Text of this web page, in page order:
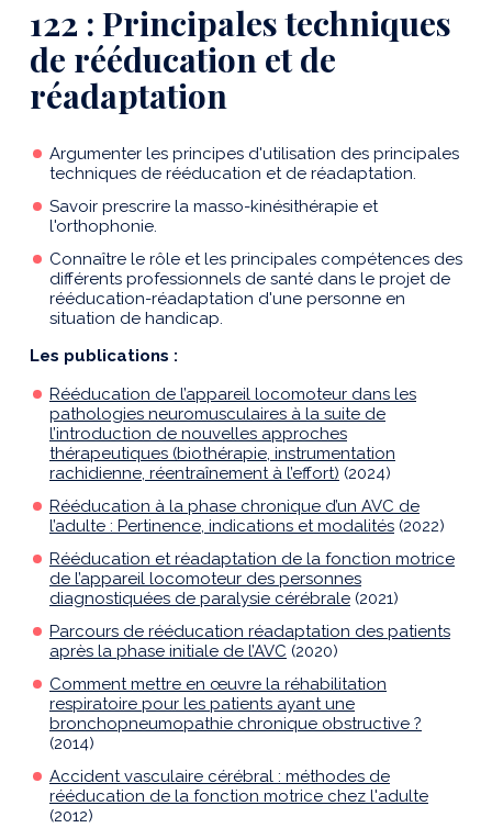
122 : Principales techniques
de rééducation et de
réadaptation
Argumenter les principes d'utilisation des principales
techniques de rééducation et de réadaptation.
Savoir prescrire la masso-kinésithérapie et
l'orthophonie.
Connaître le rôle et les principales compétences des
différents professionnels de santé dans le projet de
rééducation-réadaptation d'une personne en
situation de handicap.
Les publications :
Rééducation de l’appareil locomoteur dans les
pathologies neuromusculaires à la suite de
l’introduction de nouvelles approches
thérapeutiques (biothérapie, instrumentation
rachidienne, réentraînement à l’effort) (2024)
Rééducation à la phase chronique d’un AVC de
l’adulte : Pertinence, indications et modalités (2022)
Rééducation et réadaptation de la fonction motrice
de l’appareil locomoteur des personnes
diagnostiquées de paralysie cérébrale (2021)
Parcours de rééducation réadaptation des patients
après la phase initiale de l’AVC (2020)
Comment mettre en œuvre la réhabilitation
respiratoire pour les patients ayant une
bronchopneumopathie chronique obstructive ?
(2014)
Accident vasculaire cérébral : méthodes de
rééducation de la fonction motrice chez l'adulte
(2012)